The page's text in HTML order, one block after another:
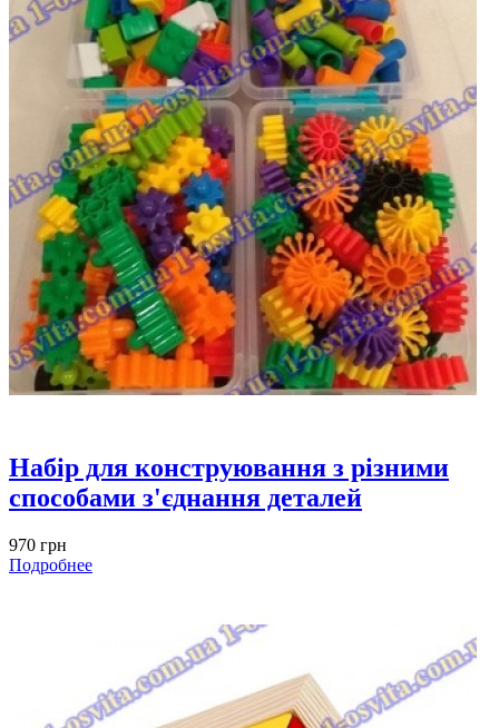
Набір для конструювання з різними
способами з'єднання деталей
970 грн
Подробнее